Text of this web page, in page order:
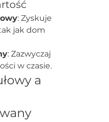
: Zyskuje
jak dom
: Zazwyczaj
w czasie.
a